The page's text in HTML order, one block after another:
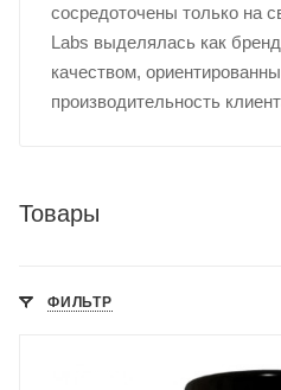
сосредоточены только на
Labs выделялась как
качеством,
производительность
Товары
ФИЛЬТР